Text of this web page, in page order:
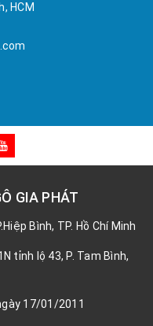
HCM
GIA PHÁT
Bình, TP. Hồ Chí Minh
tỉnh lộ 43, P. Tam Bình,
17/01/2011